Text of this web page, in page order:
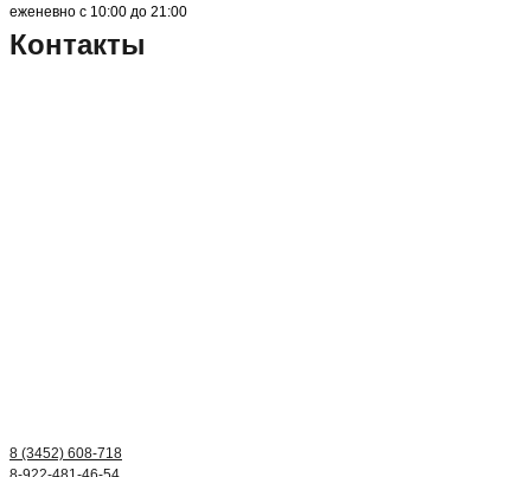
еженевно с 10:00 до 21:00
Контакты
8 (3452) 608-718